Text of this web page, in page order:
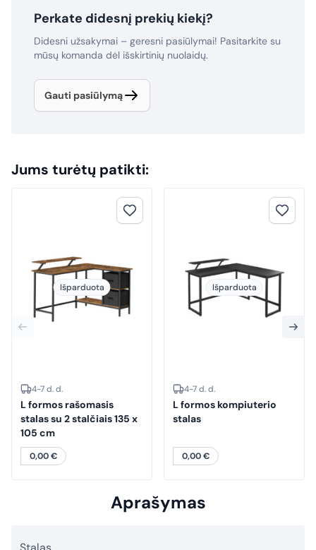
Perkate didesnį prekių kiekį?
Didesni užsakymai – geresni pasiūlymai! Pasitarkite su
mūsų komanda dėl išskirtinių nuolaidų.
Gauti pasiūlymą
Jums turėtų patikti:
Išparduota
4-7 d. d.
L formos rašomasis
stalas su 2 stalčiais 135 x
105 cm
0,00€
Išparduota
4-7 d. d.
L formos kompiuterio
stalas
0,00€
Aprašymas